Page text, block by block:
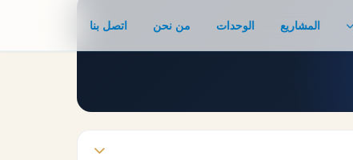
المشاريع الوحدات من نحن اتصل بنا